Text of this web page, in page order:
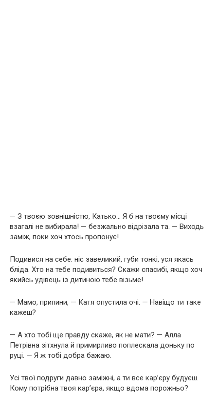
— З твоєю зовнішністю, Катько… Я б на твоєму місці
взагалі не вибирала! — безжально відрізала та. — Виходь
заміж, поки хоч хтось пропонує!
Подивися на себе: ніс завеликий, губи тонкі, уся якась
бліда. Хто на тебе подивиться? Скажи спасибі, якщо хоч
якийсь удівець із дитиною тебе візьме!
— Мамо, припини, — Катя опустила очі. — Навіщо ти таке
кажеш?
— А хто тобі ще правду скаже, як не мати? — Алла
Петрівна зітхнула й примирливо поплескала доньку по
руці. — Я ж тобі добра бажаю.
Усі твої подруги давно заміжні, а ти все кар’єру будуєш.
Кому потрібна твоя кар’єра, якщо вдома порожньо?